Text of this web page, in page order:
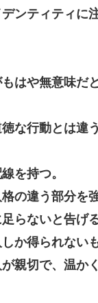
ンティティに
はや無意味だ
な行動とは違
を持つ。
の違う部分を
らないと告げ
か得られない
親切で、温か